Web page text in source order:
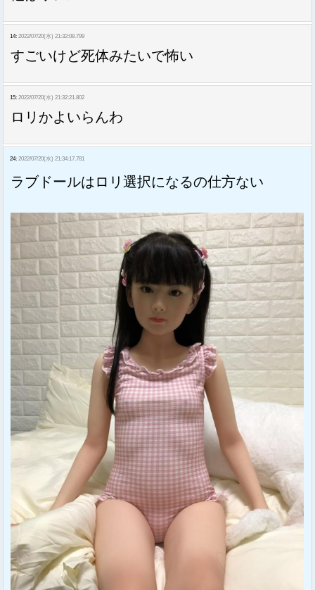
14: 2022/07/20(水) 21:32:08.799
すごいけど死体みたいで怖い
15: 2022/07/20(水) 21:32:21.802
ロリかよいらんわ
24: 2022/07/20(水) 21:34:17.781
ラブドールはロリ選択になるの仕方ない